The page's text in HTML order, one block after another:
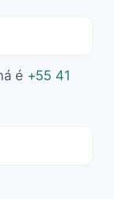
é +55 41